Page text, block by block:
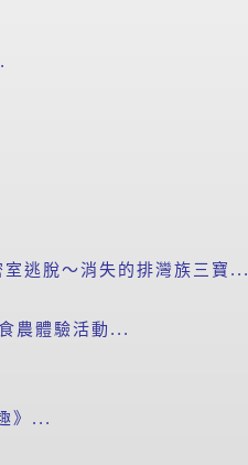
逃脫～消失的排灣族三寶...
農體驗活動...
》...